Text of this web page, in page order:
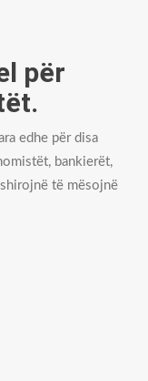
për
edhe për disa
bankierët,
të mësojnë